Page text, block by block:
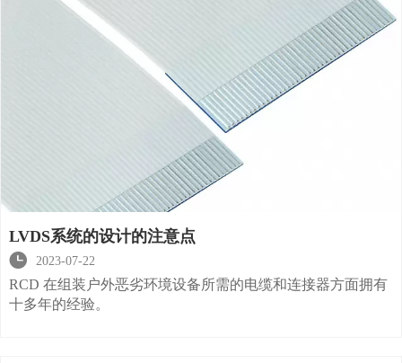
LVDS系统的设计的注意点

2023-07-22
RCD 在组装户外恶劣环境设备所需的电缆和连接器方面拥有
十多年的经验。